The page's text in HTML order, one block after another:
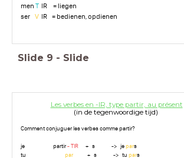
men T IR = liegen
ser V IR = bedienen, opdienen
Slide 9 - Slide
Les verbes en -IR, type partir, au présent
(in de tegenwoordige tijd)
Comment conjuguer les verbes comme partir?
je partir- TIR + s -> jepars
tu par+ s -> tu pars